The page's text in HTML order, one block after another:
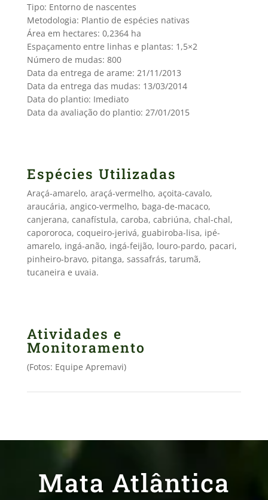
Tipo: Entorno de nascentes
Metodologia: Plantio de espécies nativas
Área em hectares: 0,2364 ha
Espaçamento entre linhas e plantas: 1,5×2
Número de mudas: 800
Data da entrega de arame: 21/11/2013
Data da entrega das mudas: 13/03/2014
Data do plantio: Imediato
Data da avaliação do plantio: 27/01/2015
Espécies Utilizadas
Araçá-amarelo, araçá-vermelho, açoita-cavalo,
araucária, angico-vermelho, baga-de-macaco,
canjerana, canafístula, caroba, cabriúna, chal-chal,
capororoca, coqueiro-jerivá, guabiroba-lisa, ipé-
amarelo, ingá-anão, ingá-feijão, louro-pardo, pacari,
pinheiro-bravo, pitanga, sassafrás, tarumã,
tucaneira e uvaia.
Atividades e
Monitoramento
(Fotos: Equipe Apremavi)
Mata Atlântica